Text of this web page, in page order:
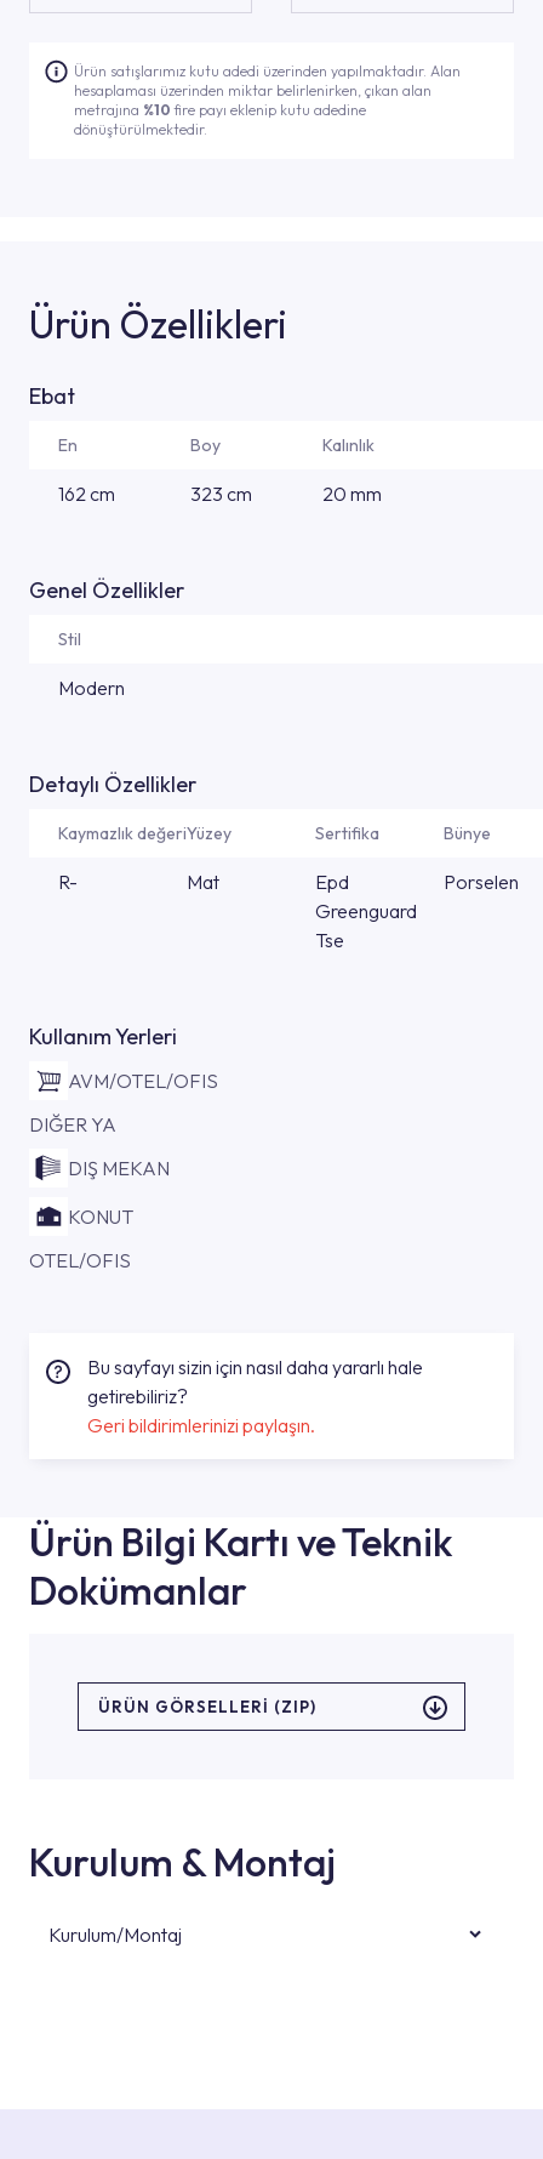
Ürün satışlarımız kutu adedi üzerinden yapılmaktadır. Alan
hesaplaması üzerinden miktar belirlenirken, çıkan alan
metrajına %10fire payı eklenip kutu adedine
dönüştürülmektedir.
Ürün Özellikleri
Ebat
En Boy Kalınlık
162 cm 323 cm 20 mm
Genel Özellikler
Stil
Modern
Detaylı Özellikler
Kaymazlık değeriYüzey Sertifika Bünye
R- Mat
Epd
Greenguard
Tse
Porselen
Kullanım Yerleri
AVM/OTEL/OFIS
DIĞER YA
DIŞ MEKAN
KONUT
OTEL/OFIS
Bu sayfayı sizin için nasıl daha yararlı hale
getirebiliriz?
Geri bildirimlerinizi paylaşın.
Ürün Bilgi Kartı ve Teknik
Dokümanlar
ÜRÜN GÖRSELLERI (ZIP)
Kurulum & Montaj
Kurulum/Montaj